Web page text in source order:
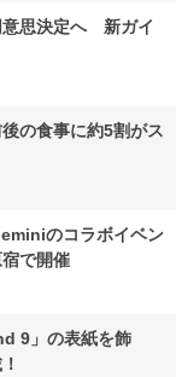
意思決定へ 新ガイ
の食事に約5割がス
のコラボイベン
で開催
9」の表紙を飾